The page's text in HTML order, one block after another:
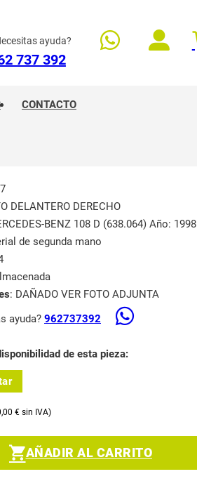
ayuda?
737 392
CONTACTO
DELANTERO DERECHO
BENZ 108 D (638.064) Año: 1998
de segunda mano
: DAÑADO VER FOTO ADJUNTA
ayuda? 962737392
de esta pieza:
€
AÑADIR AL CARRITO